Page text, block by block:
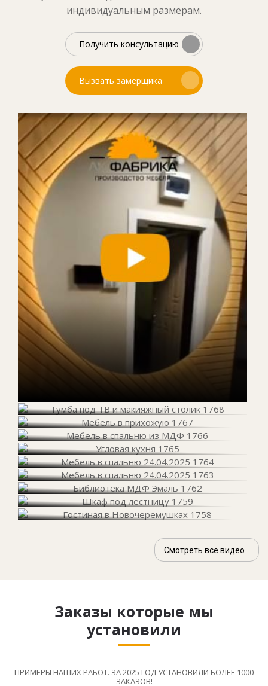
индивидуальным размерам.
Получить консультацию
Вызвать замерщика
Смотреть все видео
Заказы которые мы
установили
ПРИМЕРЫ НАШИХ РАБОТ. ЗА 2025 ГОД УСТАНОВИЛИ БОЛЕЕ 1000
ЗАКАЗОВ!